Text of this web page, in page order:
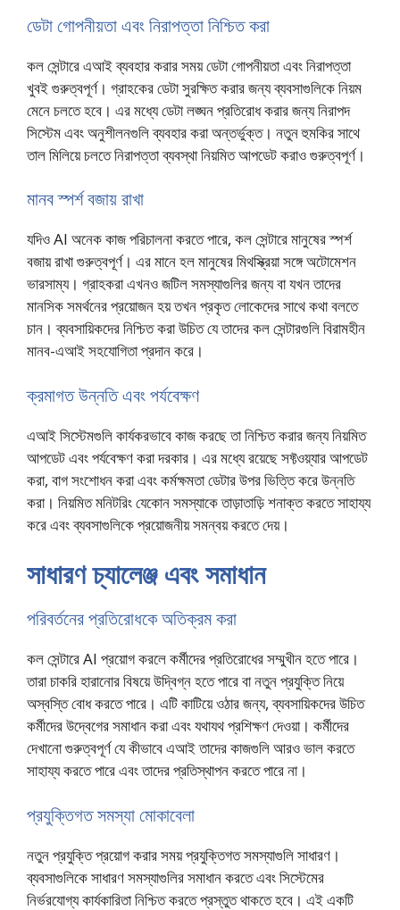
ডেটা গোপনীয়তা এবং নিরাপত্তা নিশ্চিত করা
কল সেন্টারে এআই ব্যবহার করার সময় ডেটা গোপনীয়তা এবং নিরাপত্তা
খুবই গুরুত্বপূর্ণ। গ্রাহকের ডেটা সুরক্ষিত করার জন্য ব্যবসাগুলিকে নিয়ম
মেনে চলতে হবে। এর মধ্যে ডেটা লঙ্ঘন প্রতিরোধ করার জন্য নিরাপদ
সিস্টেম এবং অনুশীলনগুলি ব্যবহার করা অন্তর্ভুক্ত। নতুন হুমকির সাথে
তাল মিলিয়ে চলতে নিরাপত্তা ব্যবস্থা নিয়মিত আপডেট করাও গুরুত্বপূর্ণ।
মানব স্পর্শ বজায় রাখা
যদিও AI অনেক কাজ পরিচালনা করতে পারে, কল সেন্টারে মানুষের স্পর্শ
বজায় রাখা গুরুত্বপূর্ণ। এর মানে হল মানুষের মিথস্ক্রিয়া সঙ্গে অটোমেশন
ভারসাম্য। গ্রাহকরা এখনও জটিল সমস্যাগুলির জন্য বা যখন তাদের
মানসিক সমর্থনের প্রয়োজন হয় তখন প্রকৃত লোকেদের সাথে কথা বলতে
চান। ব্যবসায়িকদের নিশ্চিত করা উচিত যে তাদের কল সেন্টারগুলি বিরামহীন
মানব-এআই সহযোগিতা প্রদান করে।
ক্রমাগত উন্নতি এবং পর্যবেক্ষণ
এআই সিস্টেমগুলি কার্যকরভাবে কাজ করছে তা নিশ্চিত করার জন্য নিয়মিত
আপডেট এবং পর্যবেক্ষণ করা দরকার। এর মধ্যে রয়েছে সফ্টওয়্যার আপডেট
করা, বাগ সংশোধন করা এবং কর্মক্ষমতা ডেটার উপর ভিত্তি করে উন্নতি
করা। নিয়মিত মনিটরিং যেকোন সমস্যাকে তাড়াতাড়ি শনাক্ত করতে সাহায্য
করে এবং ব্যবসাগুলিকে প্রয়োজনীয় সমন্বয় করতে দেয়।
সাধারণ চ্যালেঞ্জ এবং সমাধান
পরিবর্তনের প্রতিরোধকে অতিক্রম করা
কল সেন্টারে AI প্রয়োগ করলে কর্মীদের প্রতিরোধের সম্মুখীন হতে পারে।
তারা চাকরি হারানোর বিষয়ে উদ্বিগ্ন হতে পারে বা নতুন প্রযুক্তি নিয়ে
অস্বস্তি বোধ করতে পারে। এটি কাটিয়ে ওঠার জন্য, ব্যবসায়িকদের উচিত
কর্মীদের উদ্বেগের সমাধান করা এবং যথাযথ প্রশিক্ষণ দেওয়া। কর্মীদের
দেখানো গুরুত্বপূর্ণ যে কীভাবে এআই তাদের কাজগুলি আরও ভাল করতে
সাহায্য করতে পারে এবং তাদের প্রতিস্থাপন করতে পারে না।
প্রযুক্তিগত সমস্যা মোকাবেলা
নতুন প্রযুক্তি প্রয়োগ করার সময় প্রযুক্তিগত সমস্যাগুলি সাধারণ।
ব্যবসাগুলিকে সাধারণ সমস্যাগুলির সমাধান করতে এবং সিস্টেমের
নির্ভরযোগ্য কার্যকারিতা নিশ্চিত করতে প্রস্তুত থাকতে হবে। এই একটি